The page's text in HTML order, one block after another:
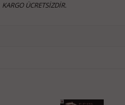
ÜCRETSİZDİR.